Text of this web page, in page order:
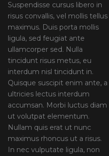
Suspendisse cursus libero in
risus convallis, vel mollis tellus
maximus. Duis porta mollis
ligula, sed feugiat ante
ullamcorper sed. Nulla
tincidunt risus metus, eu
interdum nisl tincidunt in.
Quisque suscipit enim ante, a
ultricies lectus interdum
accumsan. Morbi luctus diam
ut volutpat elementum.
Nullam quis erat ut nunc
maximus rhoncus ut a risus.
In nec vulputate ligula, non